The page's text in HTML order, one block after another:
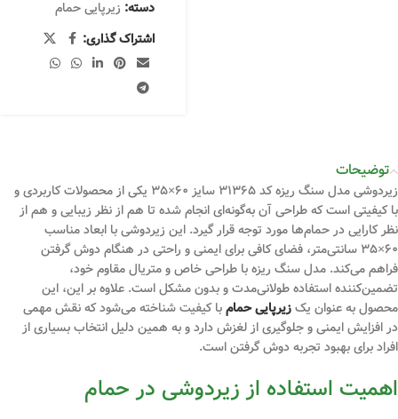
دسته: زیرپایی حمام
اشتراک گذاری:
توضیحات
زیردوشی مدل سنگ ریزه کد 31365 سایز 60×35 یکی از محصولات کاربردی و
با کیفیتی است که طراحی آن به‌گونه‌ای انجام شده تا هم از نظر زیبایی و هم از
نظر کارایی در حمام‌ها مورد توجه قرار گیرد. این زیردوشی با ابعاد مناسب
60×35 سانتی‌متر، فضای کافی برای ایمنی و راحتی در هنگام دوش گرفتن
فراهم می‌کند. مدل سنگ ریزه با طراحی خاص و متریال مقاوم خود،
تضمین‌کننده استفاده طولانی‌مدت و بدون مشکل است. علاوه بر این، این
محصول به عنوان یکزیرپایی حمامبا کیفیت شناخته می‌شود که نقش مهمی
در افزایش ایمنی و جلوگیری از لغزش دارد و به همین دلیل انتخاب بسیاری از
افراد برای بهبود تجربه دوش گرفتن است.
اهمیت استفاده از زیردوشی در حمام